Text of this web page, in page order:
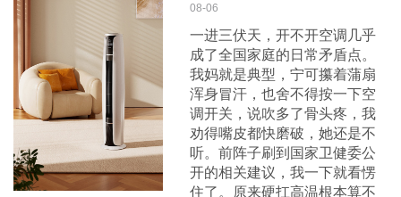
08-06
一进三伏天，开不开空调几乎
成了全国家庭的日常矛盾点。
我妈就是典型，宁可攥着蒲扇
浑身冒汗，也舍不得按一下空
调开关，说吹多了骨头疼，我
劝得嘴皮都快磨破，她还是不
听。前阵子刷到国家卫健委公
开的相关建议，我一下就看愣
住了。原来硬扛高温根本算不